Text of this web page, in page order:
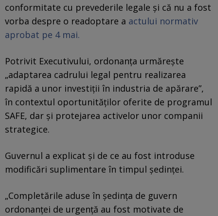
conformitate cu prevederile legale și că nu a fost
vorba despre o readoptare a actului normativ
aprobat pe 4 mai.
Potrivit Executivului, ordonanța urmărește
„adaptarea cadrului legal pentru realizarea
rapidă a unor investiții în industria de apărare”,
în contextul oportunităților oferite de programul
SAFE, dar și protejarea activelor unor companii
strategice.
Guvernul a explicat și de ce au fost introduse
modificări suplimentare în timpul ședinței.
„Completările aduse în ședința de guvern
ordonanței de urgență au fost motivate de